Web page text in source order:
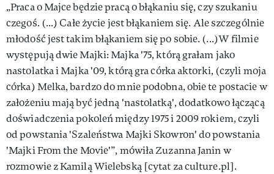
„Praca o Majce będzie pracą o błąkaniu się, czy szukaniu
czegoś. (...) Całe życie jest błąkaniem się. Ale szczególnie
młodość jest takim błąkaniem się po sobie. (...)W filmie
występują dwie Majki: Majka '75, którą grałam jako
nastolatka i Majka '09, którą gra córka aktorki, (czyli moja
córka) Melka, bardzo do mnie podobna, obie te postacie w
założeniu mają być jedną 'nastolatką', dodatkowo łączącą
doświadczenia pokoleń między 1975 i 2009 rokiem, czyli
od powstania 'Szaleństwa Majki Skowron' do powstania
'Majki From the Movie'”, mówiła Zuzanna Janin w
rozmowie z Kamilą Wielebską [cytat za culture.pl].